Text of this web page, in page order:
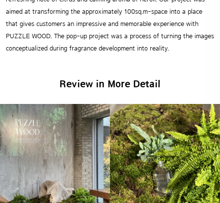
aimed at transforming the approximately 100sq.m-space into a place
that gives customers an impressive and memorable experience with
PUZZLE WOOD. The pop-up project was a process of turning the images
conceptualized during fragrance development into reality.
Review in More Detail